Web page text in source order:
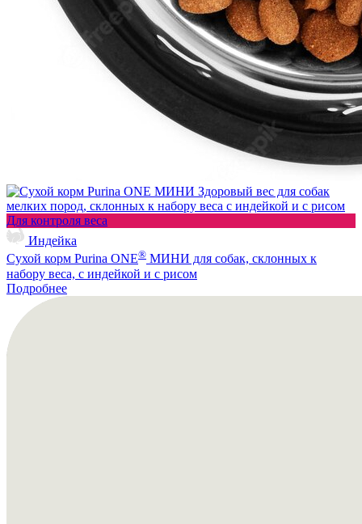
Для контроля веса
Индейка
Сухой корм Purina ONE® МИНИ для собак, склонных к
набору веса, с индейкой и с рисом
Подробнее